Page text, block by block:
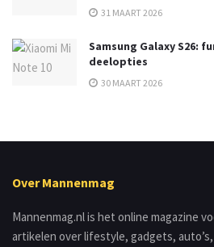
31 MAART 2026
Samsung Galaxy S26:
deelopties
30 MAART 2026
Over Mannenmag
Mannenmag.nl is het online magazine
artikelen over lifestyle, gadgets,